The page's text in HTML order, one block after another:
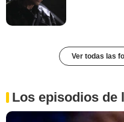
Ver todas las
Los episodios de